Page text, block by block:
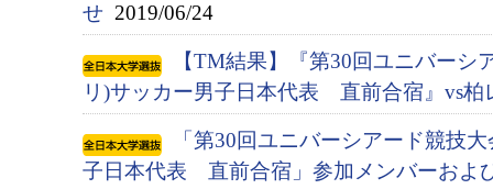
せ 2019/06/24
【TM結果】『第30回ユニバーシ
リ)サッカー男子日本代表 直前合宿』vs柏
「第30回ユニバーシアード競技
子日本代表 直前合宿」参加メンバーおよ